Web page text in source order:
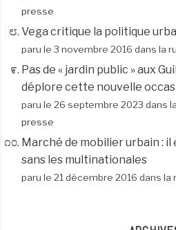
presse
Vega critique la politique
paru le 3 novembre 2016 dans la
Pas de « jardin public » aux
déplore cette nouvelle
paru le 26 septembre 2023 dans
presse
Marché de mobilier urbain :
sans les multinationales
paru le 21 décembre 2016 dans la